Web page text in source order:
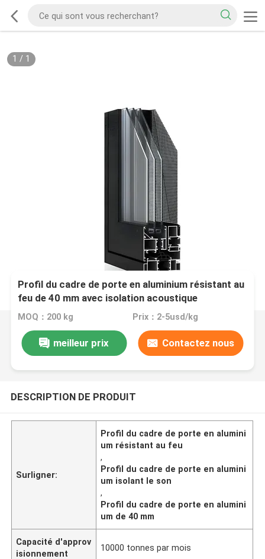
1 / 1
Profil du cadre de porte en aluminium résistant au
feu de 40 mm avec isolation acoustique
MOQ：200 kg Prix：2-5usd/kg
meilleur prix Contactez nous
DESCRIPTION DE PRODUIT
Surligner:
Profil du cadre de porte en alumini
um résistant au feu
,
Profil du cadre de porte en alumini
um isolant le son
,
Profil du cadre de porte en alumini
um de 40 mm
Capacité d'approv
isionnement
10000 tonnes par mois